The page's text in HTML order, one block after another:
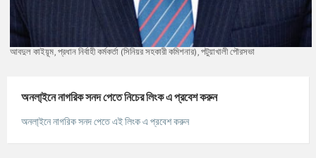
আবদুল কাইয়ূম, প্রধান নির্বাহী কর্মকর্তা (সিনিয়র সহকারী কমিশনার), পটুয়াখালী পৌরসভা
অনলা্‌ইনে নাগরিক সনদ পেতে নিচের লিংক এ প্রবেশ করুন
অনলা্‌ইনে নাগরিক সনদ পেতে এই লিংক এ প্রবেশ করুন